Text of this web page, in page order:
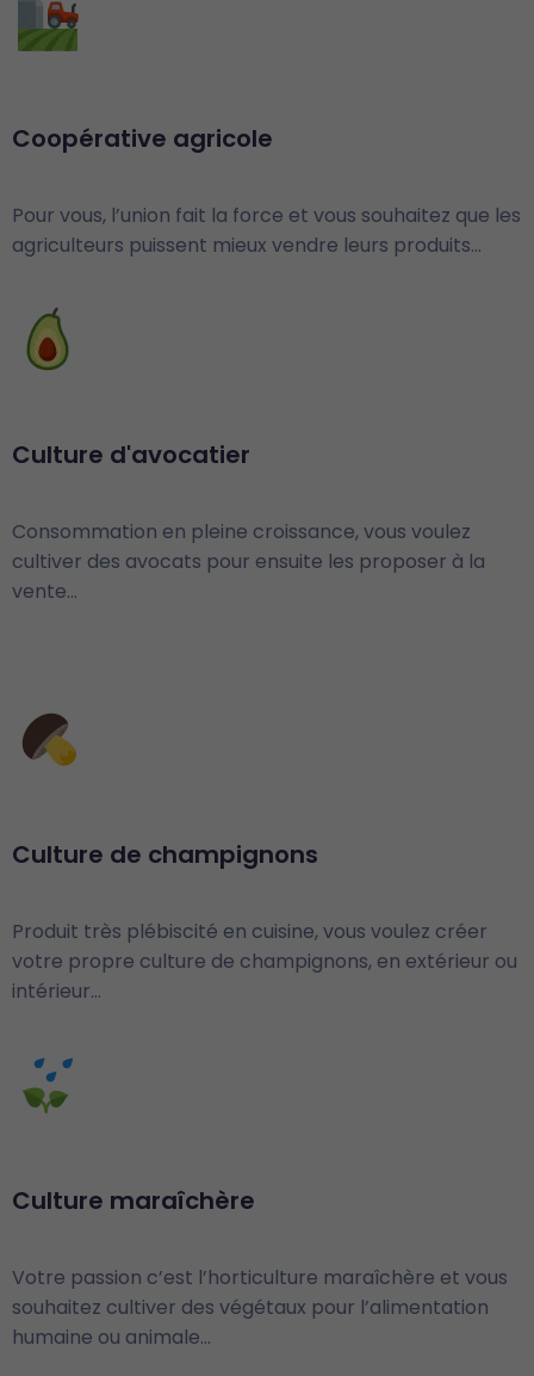
Coopérative agricole
Pour vous, l’union fait la force et vous souhaitez que les
agriculteurs puissent mieux vendre leurs produits…
Culture d'avocatier
Consommation en pleine croissance, vous voulez
cultiver des avocats pour ensuite les proposer à la
vente…
Culture de champignons
Produit très plébiscité en cuisine, vous voulez créer
votre propre culture de champignons, en extérieur ou
intérieur…
Culture maraîchère
Votre passion c’est l’horticulture maraîchère et vous
souhaitez cultiver des végétaux pour l’alimentation
humaine ou animale…